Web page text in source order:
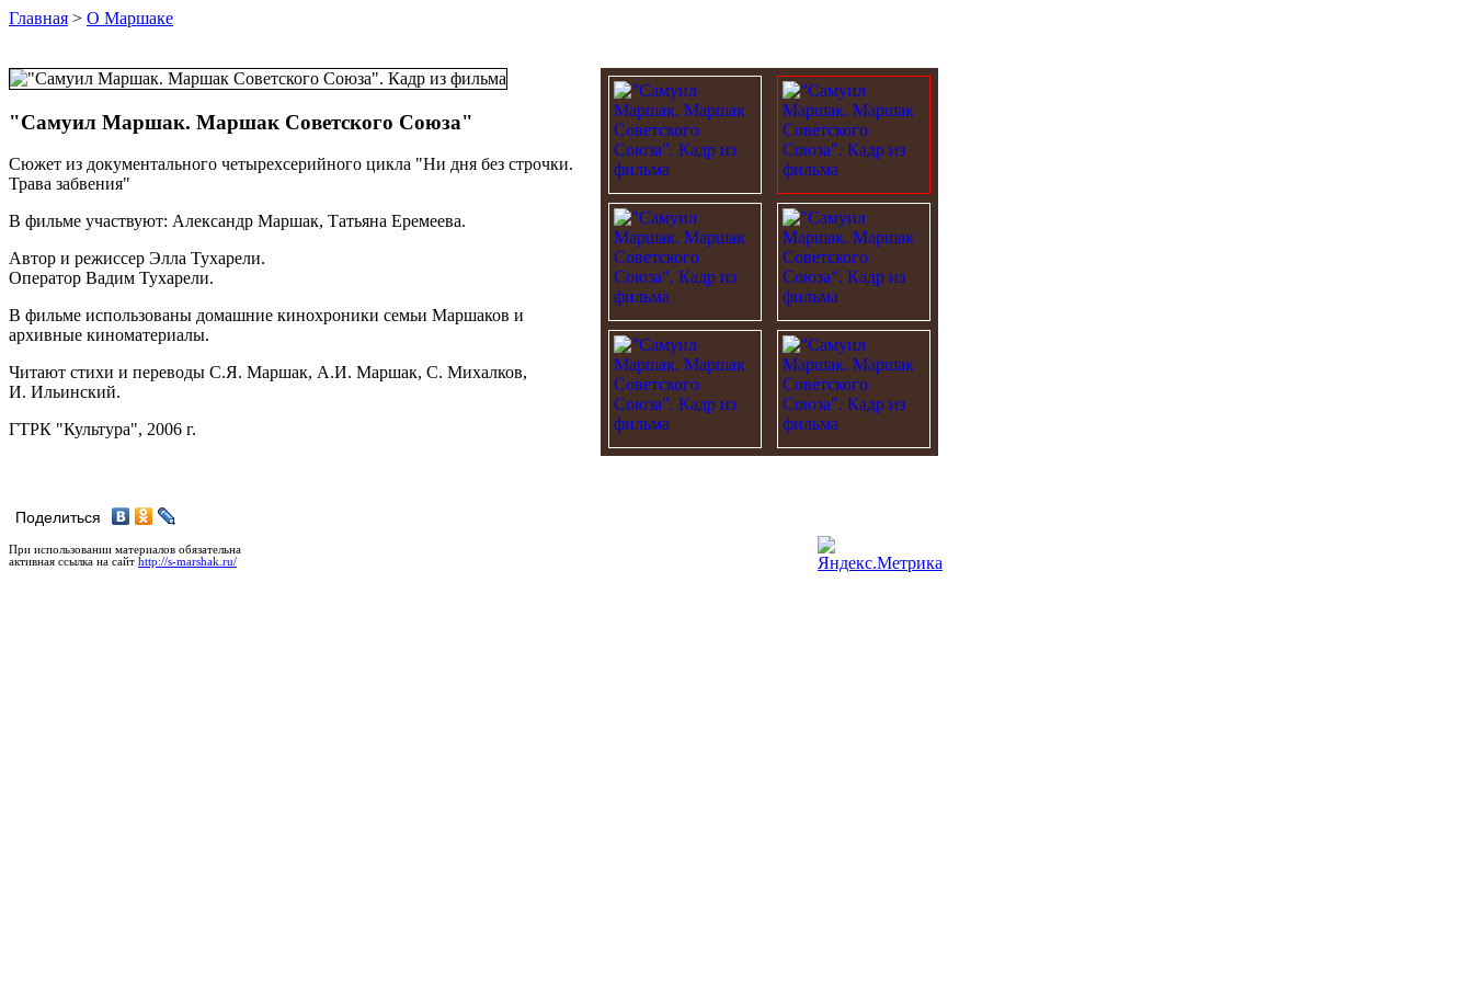
Главная > О Маршаке
"Самуил Маршак. Маршак Советского Союза"
Сюжет из документального четырехсерийного цикла "Ни дня без строчки.
Трава забвения"
В фильме участвуют: Александр Маршак, Татьяна Еремеева.
Автор и режиссер Элла Тухарели.
Оператор Вадим Тухарели.
В фильме использованы домашние кинохроники семьи Маршаков и
архивные киноматериалы.
Читают стихи и переводы С.Я. Маршак, А.И. Маршак, С. Михалков,
И. Ильинский.
ГТРК "Культура", 2006 г.
Поделиться
При использовании материалов обязательна
активная ссылка на сайт http://s-marshak.ru/